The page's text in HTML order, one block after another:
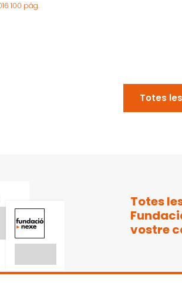
100 pàg.
Totes
Totes
vostre